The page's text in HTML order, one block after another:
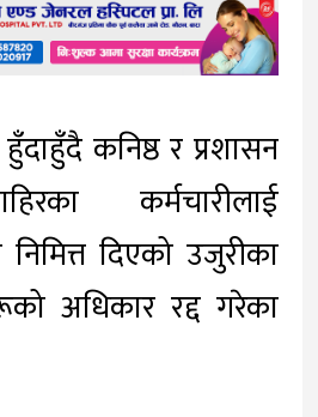
कनिष्ठ र प्रशासन
कर्मचारीलाई
दिएको उजुरीका
अधिकार रद्द गरेका